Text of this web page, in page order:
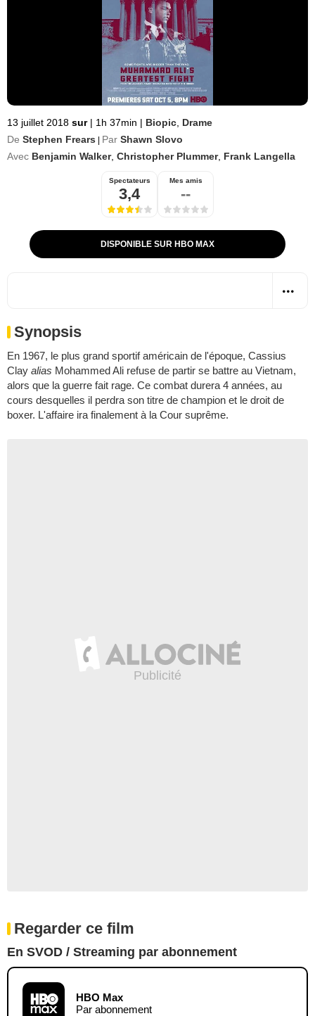
13 juillet 2018 sur | 1h 37min | Biopic Drame
De Stephen Frears Par Shawn Slovo
Avec Benjamin Walker, Christopher Plummer, Frank Langella
Spectateurs
3,4
Mes amis
--
DISPONIBLE SUR HBO MAX
Synopsis
En 1967, le plus grand sportif américain de l'époque, Cassius
Clay alias Mohammed Ali refuse de partir se battre au Vietnam,
alors que la guerre fait rage. Ce combat durera 4 années, au
cours desquelles il perdra son titre de champion et le droit de
boxer. L'affaire ira finalement à la Cour suprême.
Regarder ce film
En SVOD / Streaming par abonnement
HBO Max
Par abonnement